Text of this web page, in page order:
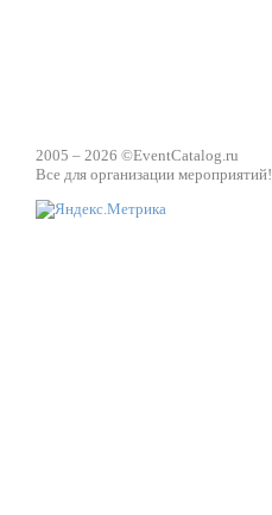
2005 – 2026 ©EventCatalog.ru
Все для организации мероприятий!